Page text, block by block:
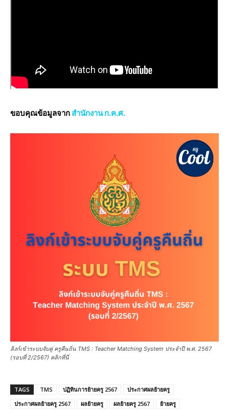
ขอบคุณข้อมูลจาก สำนักงาน ก.ค.ศ.
ลิงก์เข้าระบบจับคู่ ครูคืนถิ่น TMS : Teacher Matching System ประจำปี พ.ศ. 2567
(รอบที่ 2/2567) คลิกที่นี่
TAGS TMS ปฏิทินการย้ายครู 2567
ประกาศผลย้ายครู
ประกาศผลย้ายครู 2567
ผลย้ายครู ผลย้ายครู 2567
ย้ายครู